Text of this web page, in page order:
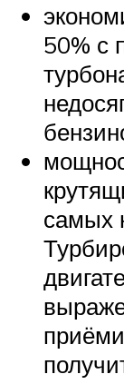
50% с
самых